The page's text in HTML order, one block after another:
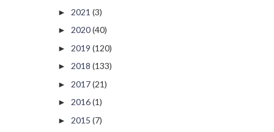
► 2021 (3)
► 2020(40)
► 2019 (120)
► 2018 (133)
► 2017(21)
► 2016(1)
► 2015 (7)